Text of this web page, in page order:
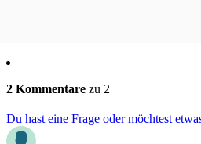
2 Kommentare zu 2
Du hast eine Frage oder möchtest